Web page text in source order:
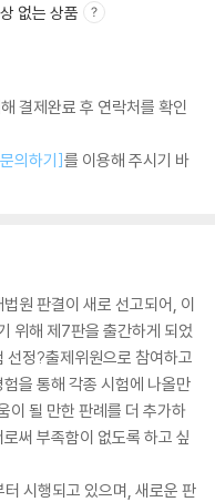
없는 상품
결제완료 후 연락처를 확인
의하기]를 이용해 주시기 바
원 판결이 새로 선고되어, 이
위해 제7판을 출간하게 되었
선정?출제위원으로 참여하고
을 통해 각종 시험에 나올만
이 될 만한 판례를 더 추가하
써 부족함이 없도록 하고 싶
시행되고 있으며, 새로운 판